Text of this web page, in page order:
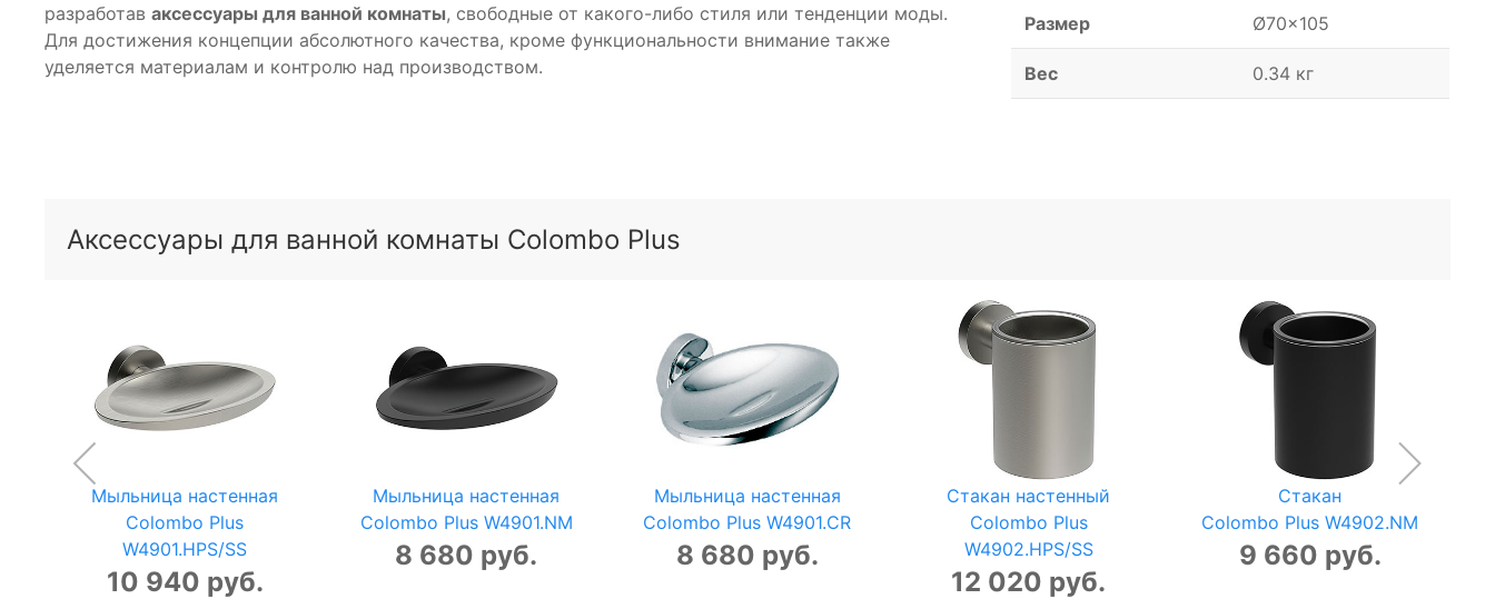
разработав аксессуары для ванной комнаты, свободные от какого-либо стиля или тенденции моды.
Для достижения концепции абсолютного качества, кроме функциональности внимание также
уделяется материалам и контролю над производством.
Размер Ø70x105
Вес 0.34 кг
Аксессуары для ванной комнаты Colombo Plus
Мыльница настенная
Colombo Plus
W4901.HPS/SS
10 940 руб.
Мыльница настенная
Colombo Plus W4901.NM
8 680 руб.
Мыльница настенная
Colombo Plus W4901.CR
8 680 руб.
Стакан настенный
Colombo Plus
W4902.HPS/SS
12 020 руб.
Стакан
Colombo Plus W4902.NM
9 660 руб.